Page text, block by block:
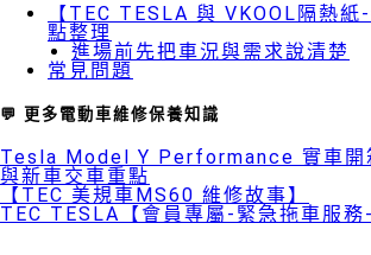
【TEC TESLA 與 VKOOL隔熱
點整理
進場前先把車況與需求說清楚
常見問題
💬 更多電動車維修保養知識
Tesla Model Y Performance 實車開
與新車交車重點
【TEC 美規車MS60 維修故事】
TEC TESLA【會員專屬-緊急拖車服務